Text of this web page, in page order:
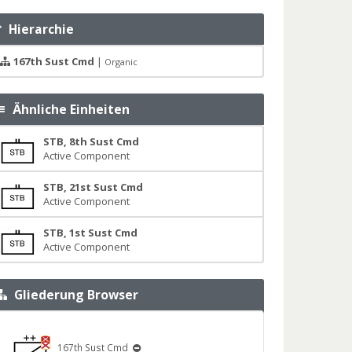
Hierarchie
167th Sust Cmd | Organic
Ähnliche Einheiten
STB, 8th Sust Cmd
Active Component
STB, 21st Sust Cmd
Active Component
STB, 1st Sust Cmd
Active Component
Gliederung Browser
167th Sust Cmd